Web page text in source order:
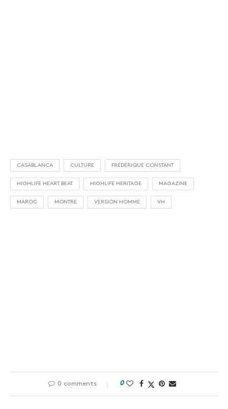
CASABLANCA CULTURE FRÉDÉRIQUE CONSTANT
HIGHLIFE HEART BEAT HIGHLIFE HERITAGE MAGAZINE
MAROC MONTRE VERSION HOMME VH
0 comments 0